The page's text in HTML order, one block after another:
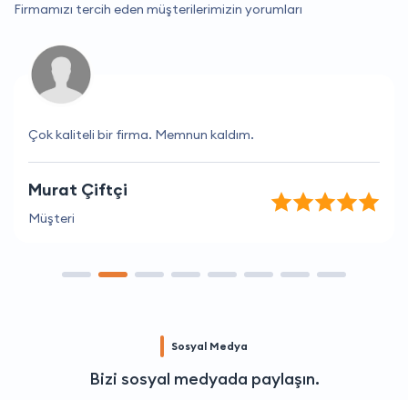
Firmamızı tercih eden müşterilerimizin yorumları
Çok kaliteli bir firma. Memnun kaldım.
Murat Çiftçi
Müşteri
Sosyal Medya
Bizi sosyal medyada paylaşın.